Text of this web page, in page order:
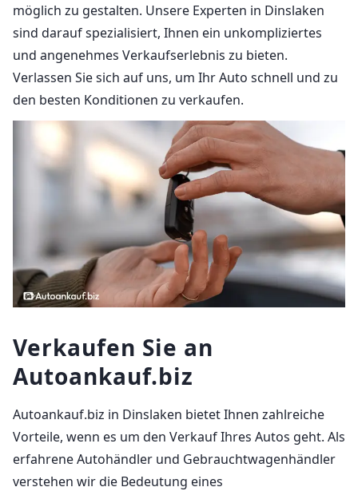
möglich zu gestalten. Unsere Experten in Dinslaken
sind darauf spezialisiert, Ihnen ein unkompliziertes
und angenehmes Verkaufserlebnis zu bieten.
Verlassen Sie sich auf uns, um Ihr Auto schnell und zu
den besten Konditionen zu verkaufen.
Verkaufen Sie an
Autoankauf.biz
Autoankauf.biz in Dinslaken bietet Ihnen zahlreiche
Vorteile, wenn es um den Verkauf Ihres Autos geht. Als
erfahrene Autohändler und Gebrauchtwagenhändler
verstehen wir die Bedeutung eines